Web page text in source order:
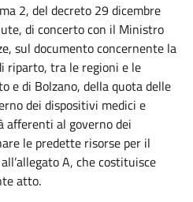
2, del decreto 29 dicembre
di concerto con il Ministro
sul documento concernente la
riparto, tra le regioni e le
e di Bolzano, della quota delle
dei dispositivi medici e
al governo dei
le predette risorse per il
A, che costituisce
atto.